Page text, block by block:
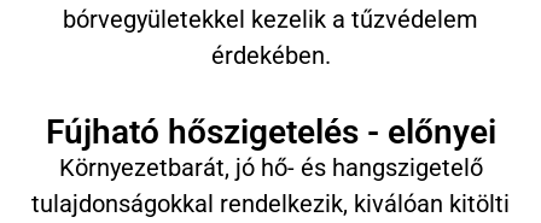
bórvegyületekkel kezelik a tűzvédelem
érdekében.
Fújható hőszigetelés - előnyei
Környezetbarát, jó hő- és hangszigetelő
tulajdonságokkal rendelkezik, kiválóan kitölti